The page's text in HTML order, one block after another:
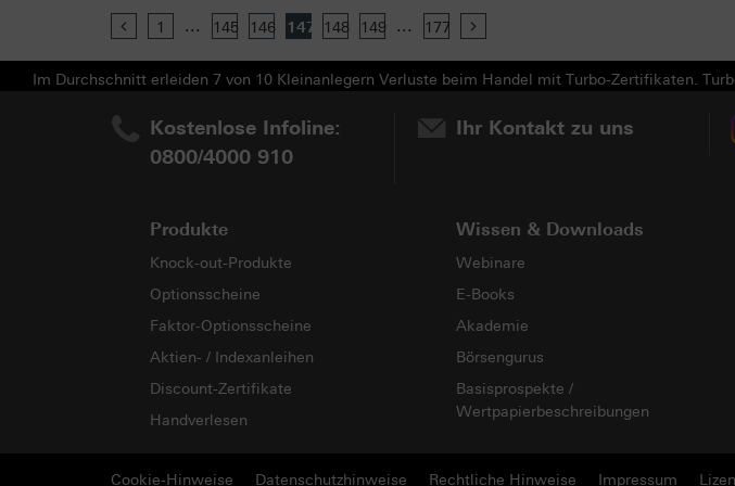
Previous
1 ... 145 146 147 148 149 ... 177
Im Durchschnitt erleiden 7 von 10 Kleinanlegern Verluste beim Handel mit Turbo-Zertifikaten.
Kostenlose Infoline:
0800/4000 910
Ihr Kontakt zu uns
Produkte
Knock-out-Produkte
Optionsscheine
Faktor-Optionsscheine
Aktien- / Indexanleihen
Discount-Zertifikate
Handverlesen
Wissen & Downloads
Webinare
E-Books
Akademie
Börsengurus
Basisprospekte /
Wertpapierbeschreibungen
Cookie-Hinweise Datenschutzhinweise Rechtliche Hinweise Impressum